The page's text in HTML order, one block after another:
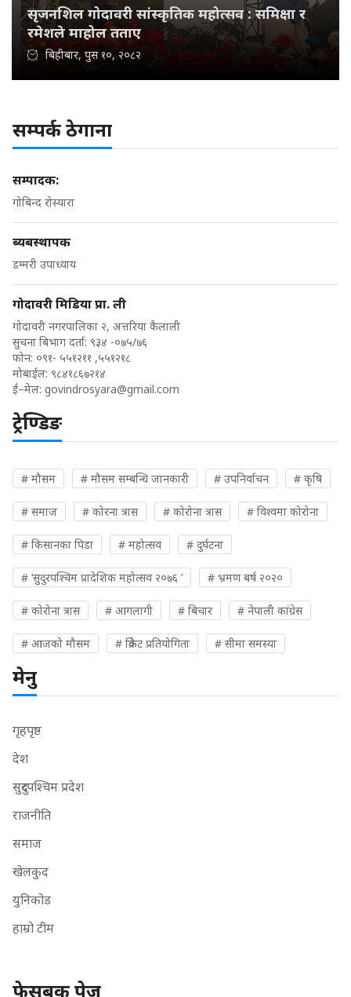
सृजनशिल गोदावरी सांस्कृतिक महोत्सव : समिक्षा र
रमेशले माहोल तताए
बिहीबार, पुस १०, २०८२
सम्पर्क ठेगाना
सम्पादक:
गोबिन्द रोस्यारा
ब्यबस्थापक
डम्मरी उपाध्याय
गोदावरी मिडिया प्रा. ली
गोदावरी नगरपालिका २, अत्तरिया कैलाली
सुचना बिभाग दर्ता: ९३४ -०७५/७६
फोन: ०९१- ५५१२११ ,५५१२१८
मोबाईल: ९८४१८६७२१४
ई–मेल: govindrosyara@gmail.com
ट्रेण्डिङ
# मौसम # मौसम सम्बन्धि जानकारी # उपनिर्वाचन # कृषि
# समाज # कोरना त्रास # कोरोना त्रास # विश्वमा कोरोना
# किसानका पिडा # महोत्सव # दुर्घटना
# ‘सुदुरपश्चिम प्रादेशिक महोत्सव २०७६ ’ # भ्रमण बर्ष २०२०
# कोरोना त्रास # आगलागी # बिचार # नेपाली कांग्रेस
# आजको मौसम # क्रिकेट प्रतियोगिता # सीमा समस्या
मेनु
गृहपृष्ठ
देश
सुदुरपश्चिम प्रदेश
राजनीति
समाज
खेलकुद
युनिकोड
हाम्रो टीम
फेसबुक पेज